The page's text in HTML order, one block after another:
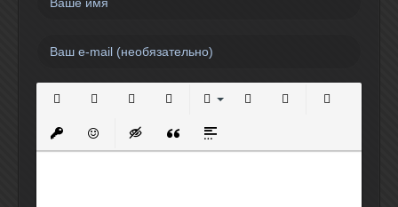
Вставить защищенную ссылку
Вставить смайлик
Вставка скрытого текста
Вставка цитаты
Вставка спойлера